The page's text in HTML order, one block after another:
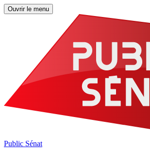
Ouvrir le menu
Public Sénat